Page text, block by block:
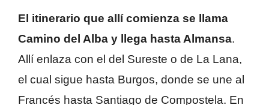
El itinerario que allí comienza se llama
Camino del Alba y llega hasta Almansa.
Allí enlaza con el del Sureste o de La Lana,
el cual sigue hasta Burgos, donde se une al
Francés hasta Santiago de Compostela. En